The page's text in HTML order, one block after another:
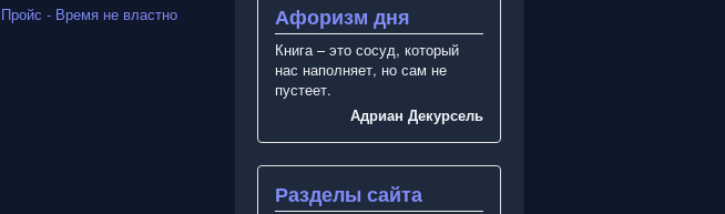
Афоризм дня
Книга – это сосуд, который
нас наполняет, но сам не
пустеет.
Адриан Декурсель
Разделы сайта